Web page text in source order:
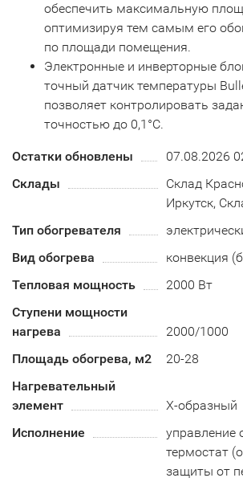
обеспечить максимальную
оптимизируя тем самым его
по площади помещения.
Электронные и инверторные
точный датчик температуры
позволяет контролировать
точностью до 0,1°С.
Остатки обновлены
07.08.2026
Склады
Склад
Иркутск,
Тип обогревателя
Вид обогрева
конвекция
Тепловая мощность
2000 Вт
Ступени мощности
нагрева
2000/1000
Площадь обогрева, м2
20-28
Нагревательный
элемент
Х-образный
Исполнение
управление
термостат
защиты от